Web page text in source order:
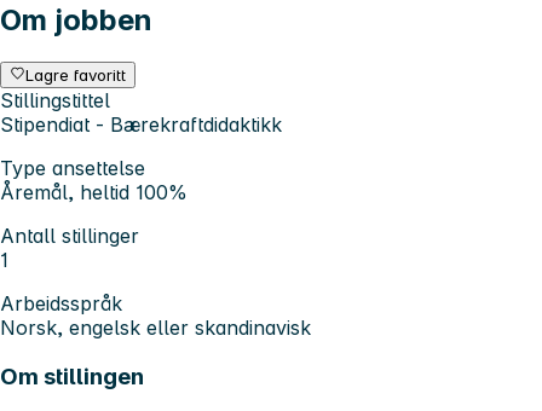
Om jobben
Lagre favoritt
Stillingstittel
Stipendiat - Bærekraftdidaktikk
Type ansettelse
Åremål, heltid 100%
Antall stillinger
1
Arbeidsspråk
Norsk, engelsk eller skandinavisk
Om stillingen